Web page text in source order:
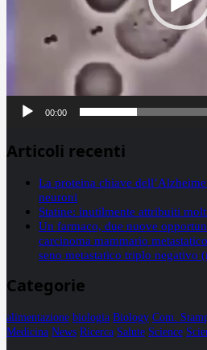
00:00
Articoli recenti
La proteina chiave
neuroni
Statine: inutilmente attribuiti
Un farmaco, due nuove
carcinoma mammario
seno metastatico triplo negativo
Categorie
alimentazione biologia Biology Com.
Medicina News Ricerca Salute Science